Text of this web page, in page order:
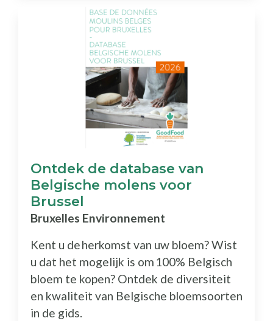
Ontdek de database van
Belgische molens voor
Brussel
Bruxelles Environnement
Kent u de herkomst van uw bloem? Wist
u dat het mogelijk is om 100% Belgisch
bloem te kopen? Ontdek de diversiteit
en kwaliteit van Belgische bloemsoorten
in de gids.